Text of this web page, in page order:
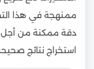
ممنهجة في هذا
دقة ممكنة من أجل
استخراج نتائج